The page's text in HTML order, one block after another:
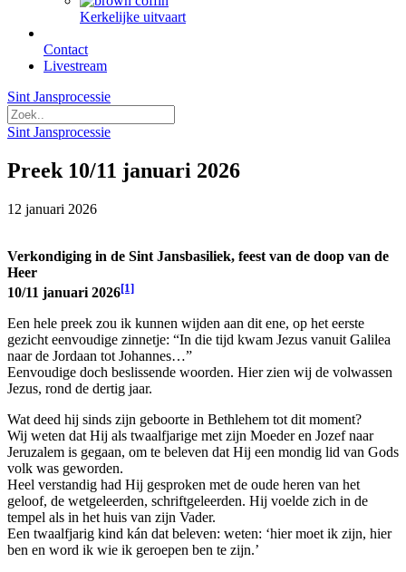
Kerkelijke uitvaart
Contact
Livestream
Sint Jansprocessie
Sint Jansprocessie
Preek 10/11 januari 2026
12 januari 2026
Verkondiging in de Sint Jansbasiliek, feest van de doop van de
Heer
10/11 januari 2026[1]
Een hele preek zou ik kunnen wijden aan dit ene, op het eerste
gezicht eenvoudige zinnetje: “In die tijd kwam Jezus vanuit Galilea
naar de Jordaan tot Johannes…”
Eenvoudige doch beslissende woorden. Hier zien wij de volwassen
Jezus, rond de dertig jaar.
Wat deed hij sinds zijn geboorte in Bethlehem tot dit moment?
Wij weten dat Hij als twaalfjarige met zijn Moeder en Jozef naar
Jeruzalem is gegaan, om te beleven dat Hij een mondig lid van Gods
volk was geworden.
Heel verstandig had Hij gesproken met de oude heren van het
geloof, de wetgeleerden, schriftgeleerden. Hij voelde zich in de
tempel als in het huis van zijn Vader.
Een twaalfjarig kind kán dat beleven: weten: ‘hier moet ik zijn, hier
ben en word ik wie ik geroepen ben te zijn.’